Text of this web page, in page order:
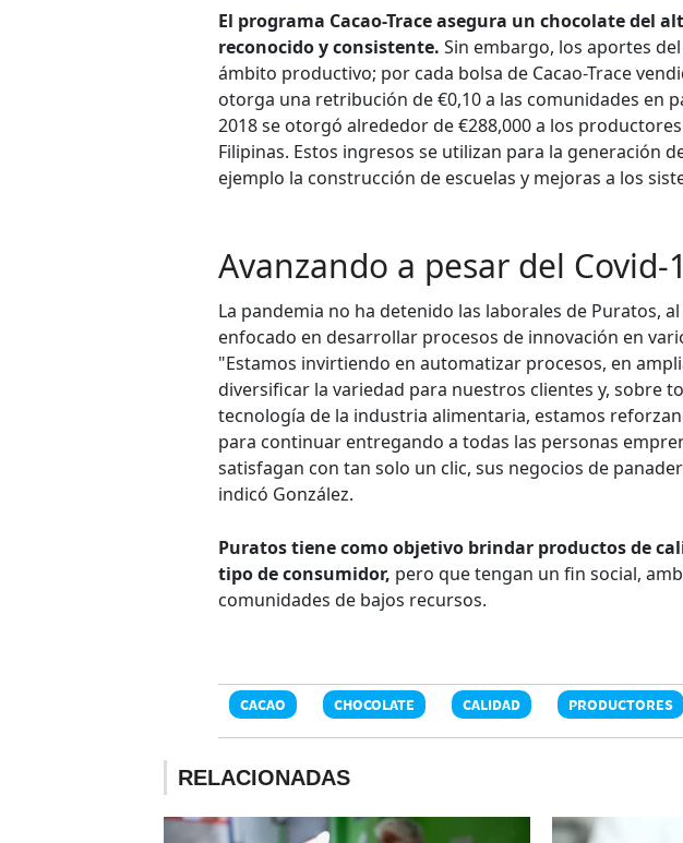
El programa Cacao-Trace asegura un chocolate del
reconocido y consistente. Sin embargo, los aportes
ámbito productivo; por cada bolsa de Cacao-Trace
otorga una retribución de €0,10 a las comunidades en
2018 se otorgó alrededor de €288,000 a los
Filipinas. Estos ingresos se utilizan para la generación
ejemplo la construcción de escuelas y mejoras a los
Avanzando a pesar del Covid-
La pandemia no ha detenido las laborales de Puratos,
enfocado en desarrollar procesos de innovación en
"Estamos invirtiendo en automatizar procesos, en
diversificar la variedad para nuestros clientes y, sobre
tecnología de la industria alimentaria, estamos
para continuar entregando a todas las personas
satisfagan con tan solo un clic, sus negocios de
indicó González.
Puratos tiene como objetivo brindar productos de
tipo de consumidor, pero que tengan un fin social,
comunidades de bajos recursos.
CACAO CHOCOLATE CALIDAD PRODUCTORES
RELACIONADAS